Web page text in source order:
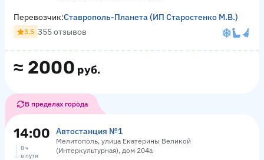
≈ 2000 руб.
Перевозчик:Ставрополь-Планета (ИП Старостенко М.В.)
3.5 355 отзывов
В пределах города
14:00 Автостанция №1
Мелитополь, улица Екатерины Великой
(Интеркультурная), дом 204а
8 ч
в пути